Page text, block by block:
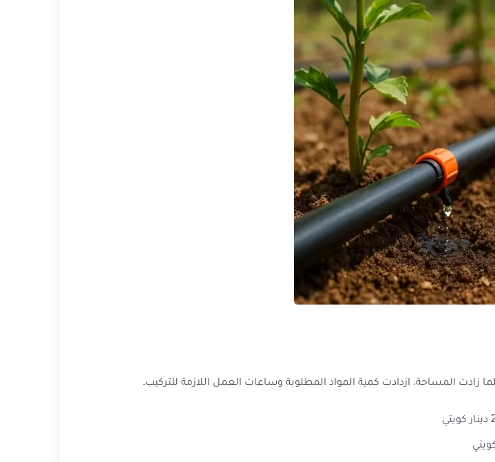
زادت المساحة، ازدادت كمية المواد المطلوبة وساعات العمل اللازمة للتركيب.